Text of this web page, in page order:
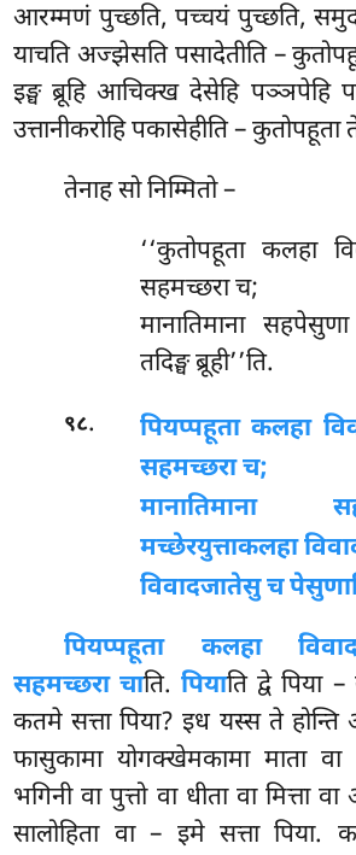
आरम्मणं पुच्छति, पच्चयं पुच्छति,
याचति अज्झेसति पसादेतीति –
इङ्घ ब्रूहि आचिक्ख देसेहि पञ्ञपेहि
उत्तानीकरोहि पकासेहीति – कुतोपहूता ते
तेनाह सो निम्मितो –
‘‘कुतोपहूता कलहा
सहमच्छरा च;
मानातिमाना
तदिङ्घ ब्रूही’’ति.
९८.
पियप्पहूता कलहा
सहमच्छरा च;
मच्छेरयुत्ताकलहा
विवादजातेसु च
पियप्पहूता कलहा
सहमच्छरा चाति.पियाति द्वे पिया –
कतमे सत्ता पिया? इध यस्स ते होन्ति
फासुकामा योगक्खेमकामा माता वा
भगिनी वा पुत्तो वा धीता वा मित्ता
सालोहिता वा – इमे सत्ता पिया.